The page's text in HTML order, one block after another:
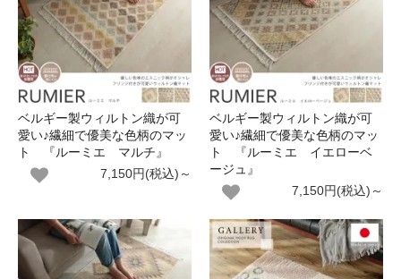
ベルギー製ウィルトン織が可
愛い♪繊細で優美な色柄のマッ
ト 『ルーミエ マルチ』
7,150円(税込)～
ベルギー製ウィルトン織が可
愛い♪繊細で優美な色柄のマッ
ト 『ルーミエ イエローベ
ージュ』
7,150円(税込)～